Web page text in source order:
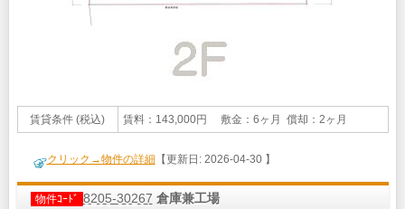
賃貸条件 (税込) 賃料：143,000円 敷金：6ヶ月 償却：2ヶ月
クリック→物件の詳細 【更新日: 2026-04-30 】
物件ｺｰﾄﾞ 8205-30267 倉庫兼工場